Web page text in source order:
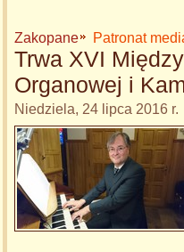
Zakopane Patronat
Trwa XVI
Organowej i
Niedziela, 24 lipca 2016